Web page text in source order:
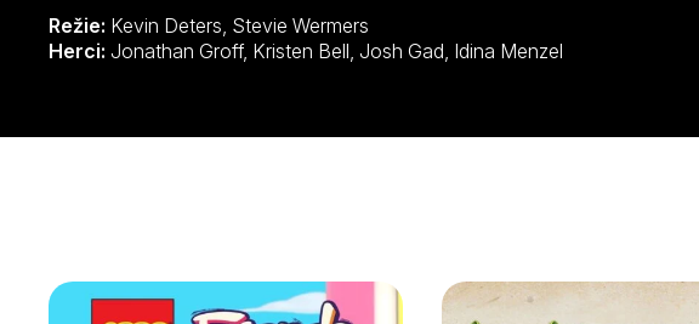
Režie: Kevin Deters, Stevie Wermers
Herci:
Jonathan Groff, Kristen Bell, Josh Gad, Idina Menzel